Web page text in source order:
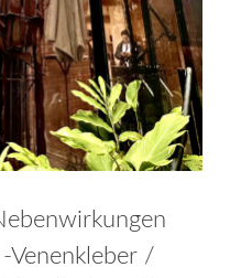
-Venenkleber /